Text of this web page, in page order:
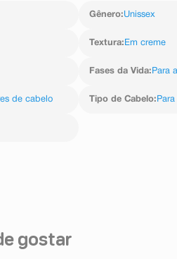
Gênero:Unissex
Textura: Em creme
Fases da Vida: Para
de cabelo Tipo de Cabelo:
gostar